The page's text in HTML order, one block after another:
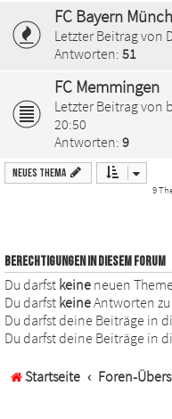
FC Bayern
Letzter Beitrag von
Antworten: 51
FC Memmingen
Letzter Beitrag von
20:50
Antworten: 9
Neues Thema
9
BERECHTIGUNGEN IN DIESEM FORUM
Du darfst keine neuen
Du darfst keineAntworten
Du darfst deine Beiträge in
Du darfst deine Beiträge in
Startseite Foren-